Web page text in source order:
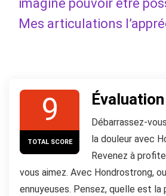
imaginé pouvoir être
Mes articulations
9
TOTAL SCORE
Débarrassez-
la douleur avec
Revenez à
vous aimez. Avec Hondrostrong,
ennuyeuses. Pensez, quelle est la